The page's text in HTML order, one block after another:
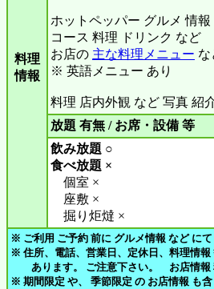
料理
情報
ホットペッパー グルメ 情報
コース 料理 ドリンク など
お店の 主な料理メニュー な
※ 英語メニュー あり
料理 店内外観 など 写真 紹
放題 有無 / お席・設備 等
飲み放題 ○
食べ放題 ×
個室 ×
座敷 ×
掘り炬燵 ×
※ ご利用 ご予約 前に グルメ情報 など に
※ 住所、電話、営業日、定休日、料理情
あります。 ご注意下さい。 お店情報
※ 期間限定 や、 季節限定 の お店情報 も